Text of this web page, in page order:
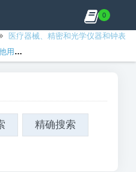
0
医疗器械、精密和光学仪器和钟表
件与附件
精确搜索